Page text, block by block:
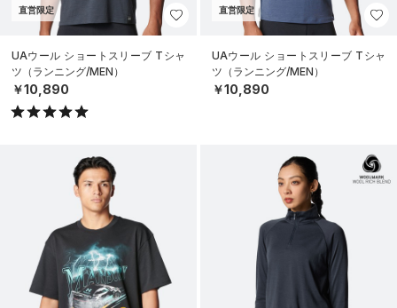
直営限定
UAウール ショートスリーブ Tシャ
ツ（ランニング/MEN）
￥10,890
直営限定
UAウール ショートスリーブ Tシャ
ツ（ランニング/MEN）
￥10,890